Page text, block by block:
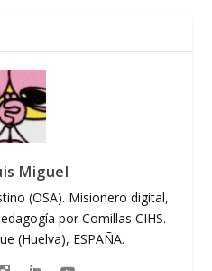
Miguel
(OSA). Misionero digital,
por Comillas CIHS.
(Huelva), ESPAÑA.